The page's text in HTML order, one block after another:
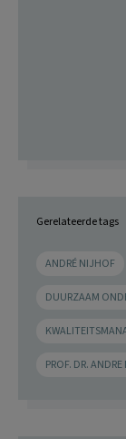
Gerelateerde tags
ANDRÉ NIJHOF
DUURZAAM
PROF. DR.